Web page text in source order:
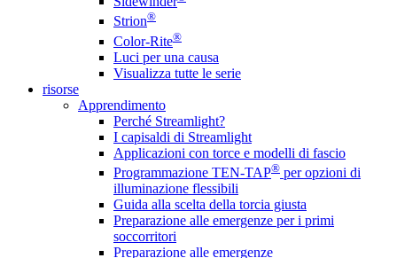
Strion®
Color-Rite®
Luci per una causa
Visualizza tutte le serie
risorse
Apprendimento
Perché Streamlight?
I capisaldi di Streamlight
Applicazioni con torce e modelli di fascio
Programmazione TEN-TAP® per opzioni di
illuminazione flessibili
Guida alla scelta della torcia giusta
Preparazione alle emergenze per i primi
soccorritori
Preparazione alle emergenze